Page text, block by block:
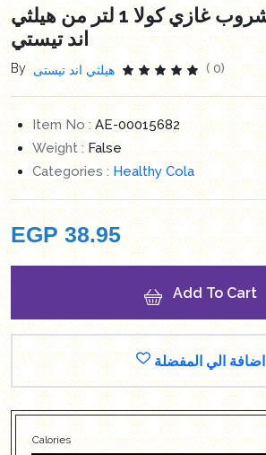
هيلثي كولا مشروب غازي كولا 1 لتر من هيلثي
اند تيستي
By هيلثي اند تيستى ( 0)
Item No :AE-00015682
Weight :False
Categories :Healthy Cola
EGP 38.95
Add To Cart
اضافة الي المفضلة
Calories